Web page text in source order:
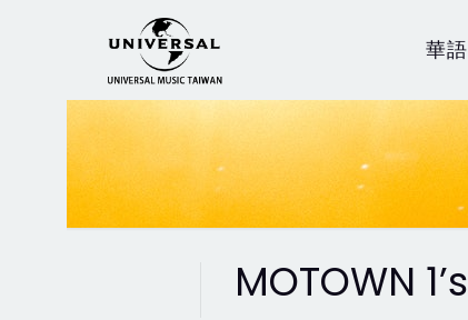
華語
MOTOWN 1’s